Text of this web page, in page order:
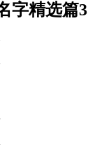
字精选篇3